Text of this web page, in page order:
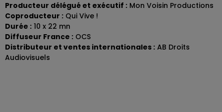
Producteur délégué et exécutif : Mon Voisin Productions
Coproducteur : Qui Vive !
Durée : 10 x 22 mn
Diffuseur France : OCS
Distributeur et ventes internationales : AB Droits
Audiovisuels